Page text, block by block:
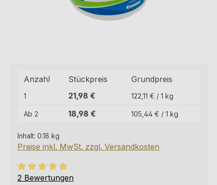
Anzahl Stückpreis Grundpreis
1 21,98 € 122,11 € / 1 kg
Ab 2 18,98 € 105,44 € / 1 kg
Inhalt: 0.18 kg
Preise inkl. MwSt. zzgl. Versandkosten
Durchschnittliche Bewertung von 5 von 5 Sternen
2 Bewertungen